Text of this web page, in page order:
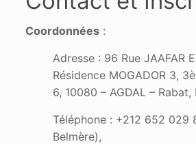
Coordonnées:
Adresse : 96 Rue JAAFAR
Résidence MOGADOR 3,
6, 10080 – AGDAL – Rabat,
Téléphone : +212 652 029
Belmère),